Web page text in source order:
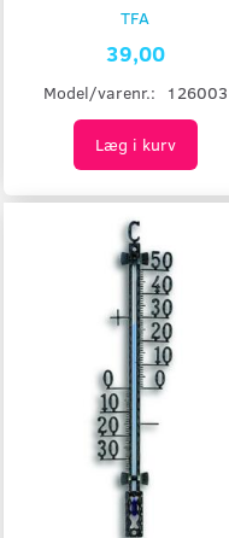
TFA
39,00
Model/varenr.: 126003
Læg i kurv